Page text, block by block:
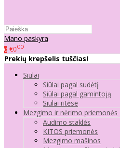
Mano paskyra
0 €000
Prekių krepšelis tuščias!
Siūlai
Siūlai pagal sudėtį
Siūlai pagal gamintoją
Siūlai ritėse
Mezgimo ir nėrimo priemonės
Audimo staklės
KITOS priemonės
Mezgimo mašinos